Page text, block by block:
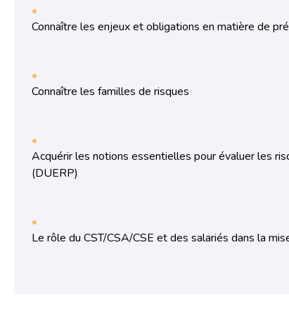
Connaître les enjeux et obligations en matière de
Connaître les familles de risques
Acquérir les notions essentielles pour évaluer les
(DUERP)
Le rôle du CST/CSA/CSE et des salariés dans la